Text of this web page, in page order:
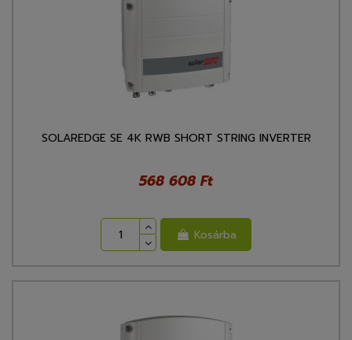
SOLAREDGE SE 4K RWB SHORT STRING INVERTER
568 608 Ft
Kosárba